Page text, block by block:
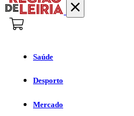
Saúde
Desporto
Mercado